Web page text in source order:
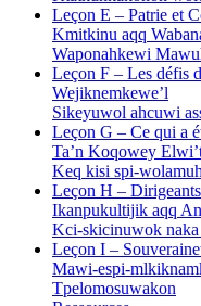
Leçon E – Patrie et
Kmitkinu aqq
Waponahkewi
Leçon F – Les défis
Wejiknemkewe’l
Sikeyuwol ahcuwi
Leçon G – Ce qui a
Ta’n Koqowey
Keq kisi spi-
Leçon H –
Ikanpukultijik aqq
Kci-skicinuwok
Leçon I –
Mawi-espi-
Tpelomosuwakon